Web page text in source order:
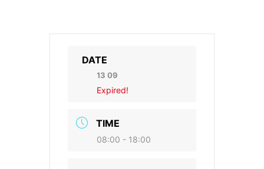
DATE
13 09
Expired!
TIME
08:00 - 18:00